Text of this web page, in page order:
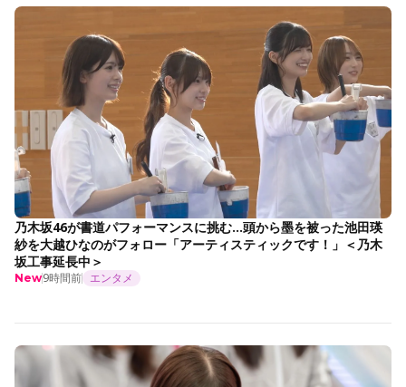
乃木坂46が書道パフォーマンスに挑む…頭から墨を被った池田瑛
紗を大越ひなのがフォロー「アーティスティックです！」＜乃木
坂工事延長中＞
New9時間前 エンタメ